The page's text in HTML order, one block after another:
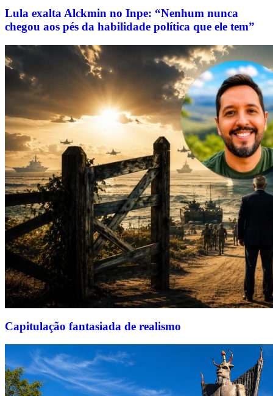
Lula exalta Alckmin no Inpe: “Nenhum nunca
chegou aos pés da habilidade política que ele tem”
Capitulação fantasiada de realismo